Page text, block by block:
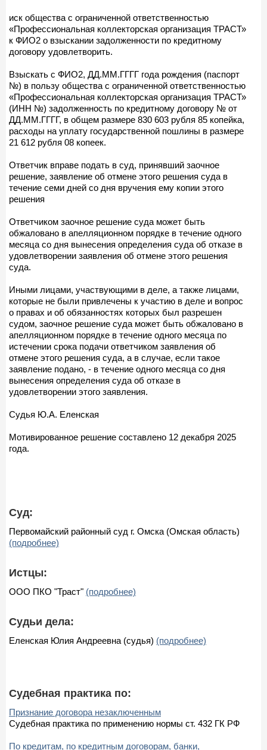
иск общества с ограниченной ответственностью
«Профессиональная коллекторская организация ТРАСТ»
к ФИО2 о взыскании задолженности по кредитному
договору удовлетворить.
Взыскать с ФИО2, ДД.ММ.ГГГГ года рождения (паспорт
№) в пользу общества с ограниченной ответственностью
«Профессиональная коллекторская организация ТРАСТ»
(ИНН №) задолженность по кредитному договору № от
ДД.ММ.ГГГГ, в общем размере 830 603 рубля 85 копейка,
расходы на уплату государственной пошлины в размере
21 612 рубля 08 копеек.
Ответчик вправе подать в суд, принявший заочное
решение, заявление об отмене этого решения суда в
течение семи дней со дня вручения ему копии этого
решения
Ответчиком заочное решение суда может быть
обжаловано в апелляционном порядке в течение одного
месяца со дня вынесения определения суда об отказе в
удовлетворении заявления об отмене этого решения
суда.
Иными лицами, участвующими в деле, а также лицами,
которые не были привлечены к участию в деле и вопрос
о правах и об обязанностях которых был разрешен
судом, заочное решение суда может быть обжаловано в
апелляционном порядке в течение одного месяца по
истечении срока подачи ответчиком заявления об
отмене этого решения суда, а в случае, если такое
заявление подано, - в течение одного месяца со дня
вынесения определения суда об отказе в
удовлетворении этого заявления.
Судья Ю.А. Еленская
Мотивированное решение составлено 12 декабря 2025
года.
Суд:
Первомайский районный суд г. Омска (Омская область)
(подробнее)
Истцы:
ООО ПКО "Траст" (подробнее)
Судьи дела:
Еленская Юлия Андреевна (судья) (подробнее)
Судебная практика по:
Признание договора незаключенным
Судебная практика по применению нормы ст. 432 ГК РФ
По кредитам, по кредитным договорам, банки,